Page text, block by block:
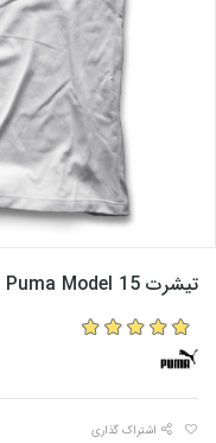
تیشرت Puma Model 15
اشتراک گذاری